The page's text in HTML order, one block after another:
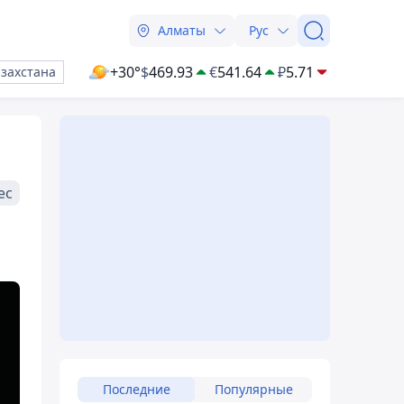
Алматы Рус
+30°$469.93 €541.64 ₽5.71
Последние Популярные